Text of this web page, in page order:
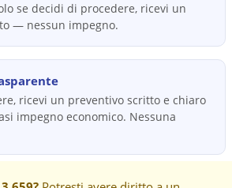
se decidi di procedere, ricevi un
— nessun impegno.
ricevi un preventivo scritto e chiaro
impegno economico. Nessuna